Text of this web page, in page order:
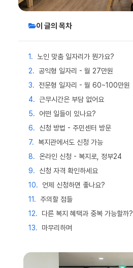
이 글의 목차
노인 맞춤 일자리가 뭔가요?
공익형 일자리 - 월 27만원
전문형 일자리 - 월 60~100만원
근무시간은 부담 없어요
어떤 일들이 있나요?
신청 방법 - 주민센터 방문
복지관에서도 신청 가능
온라인 신청 - 복지로, 정부24
신청 자격 확인하세요
언제 신청하면 좋나요?
주의할 점들
다른 복지 혜택과 중복 가능할까?
마무리하며